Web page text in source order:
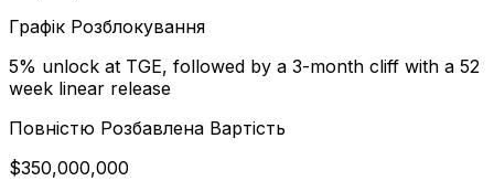
Графік Розблокування
5% unlock at TGE, followed by a 3-month cliff with a 52
week linear release
Повністю Розбавлена Вартість
$350,000,000